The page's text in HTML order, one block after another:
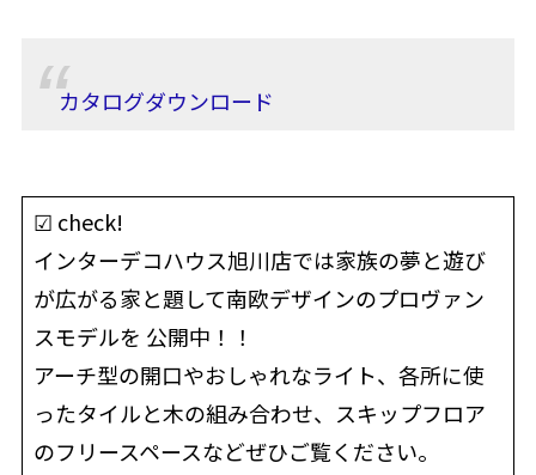
カタログダウンロード
☑ check!
インターデコハウス旭川店では家族の夢と遊び
が広がる家と題して南欧デザインのプロヴァン
スモデルを 公開中！！
アーチ型の開口やおしゃれなライト、各所に使
ったタイルと木の組み合わせ、スキップフロア
のフリースペースなどぜひご覧ください。